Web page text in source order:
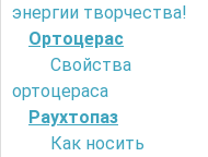
энергии творчества!
Ортоцерас
Свойства
ортоцераса
Раухтопаз
Как носить